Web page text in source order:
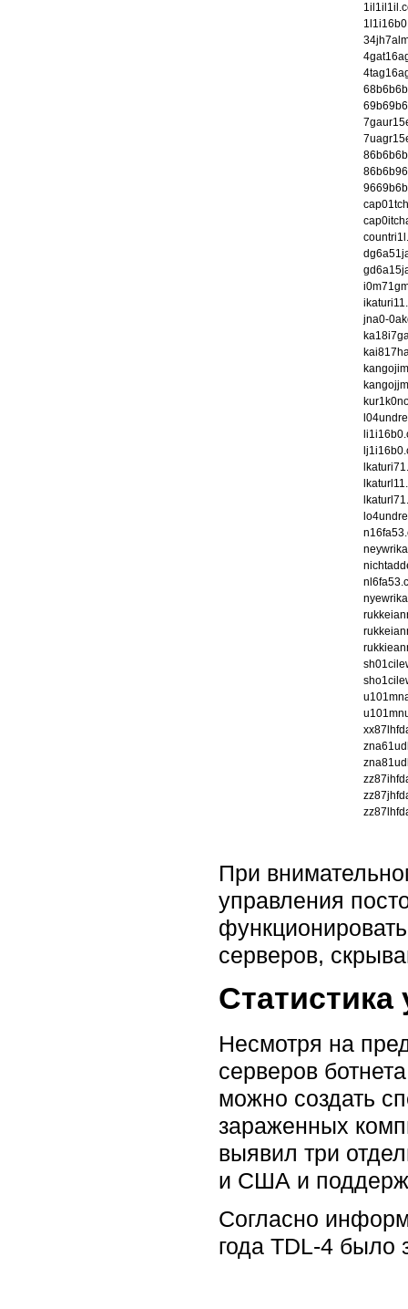
jna0-
При
управления
серверов,
Несмотря на
серверов
можно создать
зараженных
выявил три
и США и
Согласно
года TDL-4 было